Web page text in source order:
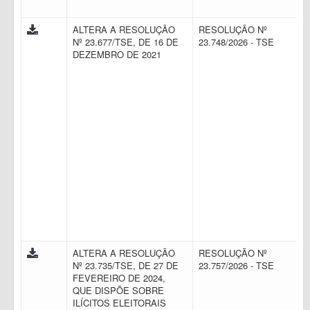
ALTERA A RESOLUÇÃO
Nº 23.677/TSE, DE 16 DE
DEZEMBRO DE 2021
RESOLUÇÃO Nº
23.748/2026 - TSE
ALTERA A RESOLUÇÃO
Nº 23.735/TSE, DE 27 DE
FEVEREIRO DE 2024,
QUE DISPÕE SOBRE
ILÍCITOS ELEITORAIS
RESOLUÇÃO Nº
23.757/2026 - TSE